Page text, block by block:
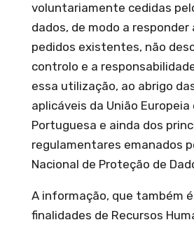
voluntariamente cedidas
dados, de modo a responder
pedidos existentes, não
controlo e a
essa utilização, ao abrigo
aplicáveis da União Europeia
Portuguesa e ainda dos
regulamentares emanados
Nacional de Proteção de
A informação, que também
finalidades de Recursos